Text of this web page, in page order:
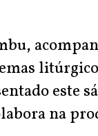
este
na